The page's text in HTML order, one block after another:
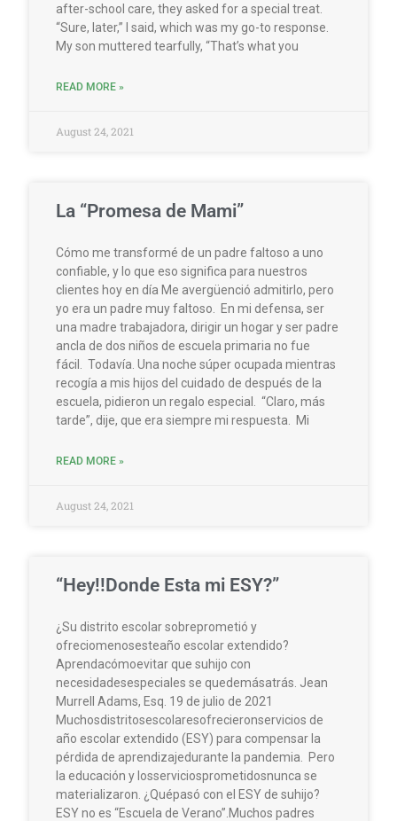
after-school care, they asked for a special treat.
“Sure, later,” I said, which was my go-to response.
My son muttered tearfully, “That’s what you
READ MORE »
August 24, 2021
La “Promesa de Mami”
Cómo me transformé de un padre faltoso a uno
confiable, y lo que eso significa para nuestros
clientes hoy en día Me avergüenció admitirlo, pero
yo era un padre muy faltoso. En mi defensa, ser
una madre trabajadora, dirigir un hogar y ser padre
ancla de dos niños de escuela primaria no fue
fácil. Todavía. Una noche súper ocupada mientras
recogía a mis hijos del cuidado de después de la
escuela, pidieron un regalo especial. “Claro, más
tarde”, dije, que era siempre mi respuesta. Mi
READ MORE »
August 24, 2021
“Hey!!Donde Esta mi ESY?”
¿Su distrito escolar sobreprometió y
ofreciomenosesteaño escolar extendido?
Aprendacómoevitar que suhijo con
necesidadesespeciales se quedemásatrás. Jean
Murrell Adams, Esq. 19 de julio de 2021
Muchosdistritosescolaresofrecieronservicios de
año escolar extendido (ESY) para compensar la
pérdida de aprendizajedurante la pandemia. Pero
la educación y losserviciosprometidosnunca se
materializaron. ¿Quépasó con el ESY de suhijo?
ESY no es “Escuela de Verano”.Muchos padres